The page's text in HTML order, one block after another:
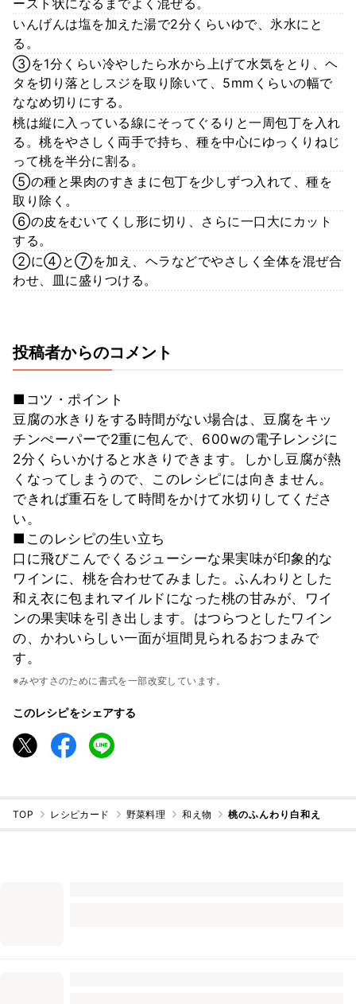
ースト状になるまでよく混ぜる。
いんげんは塩を加えた湯で2分くらいゆで、氷水にと
る。
③を1分くらい冷やしたら水から上げて水気をとり、ヘ
タを切り落としスジを取り除いて、5mmくらいの幅で
ななめ切りにする。
桃は縦に入っている線にそってぐるりと一周包丁を入れ
る。桃をやさしく両手で持ち、種を中心にゆっくりねじ
って桃を半分に割る。
⑤の種と果肉のすきまに包丁を少しずつ入れて、種を
取り除く。
⑥の皮をむいてくし形に切り、さらに一口大にカット
する。
②に④と⑦を加え、ヘラなどでやさしく全体を混ぜ合
わせ、皿に盛りつける。
投稿者からのコメント
■コツ・ポイント
豆腐の水きりをする時間がない場合は、豆腐をキッ
チンぺーパーで2重に包んで、600wの電子レンジに
2分くらいかけると水きりできます。しかし豆腐が熱
くなってしまうので、このレシピには向きません。
できれば重石をして時間をかけて水切りしてくださ
い。
■このレシピの生い立ち
口に飛びこんでくるジューシーな果実味が印象的な
ワインに、桃を合わせてみました。ふんわりとした
和え衣に包まれマイルドになった桃の甘みが、ワイ
ンの果実味を引き出します。はつらつとしたワイン
の、かわいらしい一面が垣間見られるおつまみで
す。
※みやすさのために書式を一部改変しています。
このレシピをシェアする
TOP レシピカード 野菜料理 和え物 桃のふんわり白和え